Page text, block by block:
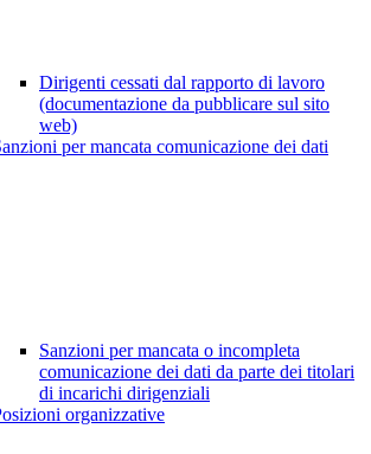
Dirigenti cessati dal rapporto di lavoro
(documentazione da pubblicare sul sito
web)
per mancata comunicazione dei dati
Sanzioni per mancata o incompleta
comunicazione dei dati da parte dei titolari
di incarichi dirigenziali
organizzative